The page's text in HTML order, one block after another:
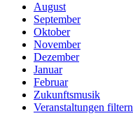
August
September
Oktober
November
Dezember
Januar
Februar
Zukunftsmusik
Veranstaltungen filtern